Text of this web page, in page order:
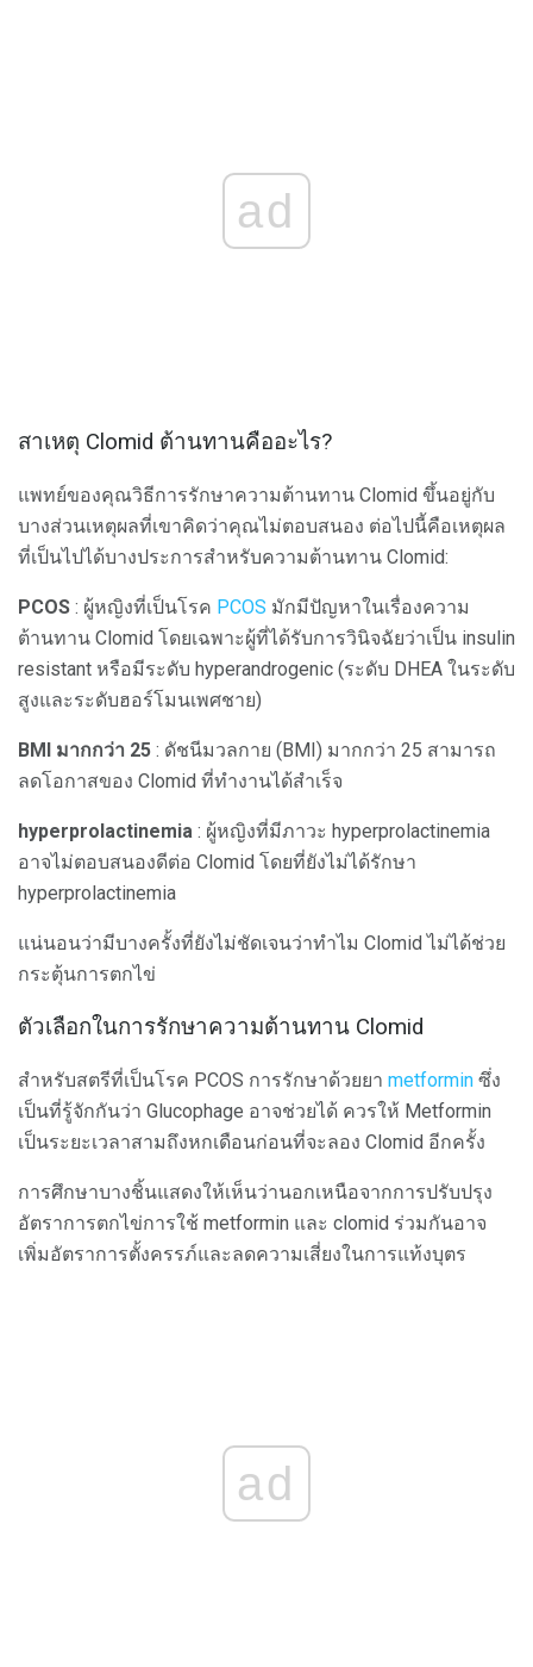
ad
สาเหตุ Clomid ต้านทานคืออะไร?
แพทย์ของคุณวิธีการรักษาความต้านทาน Clomid ขึ้นอยู่กับ
บางส่วนเหตุผลที่เขาคิดว่าคุณไม่ตอบสนอง ต่อไปนี้คือเหตุผล
ที่เป็นไปได้บางประการสำหรับความต้านทาน Clomid:
PCOS : ผู้หญิงที่เป็นโรค PCOS มักมีปัญหาในเรื่องความ
ต้านทาน Clomid โดยเฉพาะผู้ที่ได้รับการวินิจฉัยว่าเป็น insulin
resistant หรือมีระดับ hyperandrogenic (ระดับ DHEA ในระดับ
สูงและระดับฮอร์โมนเพศชาย)
BMI มากกว่า 25 : ดัชนีมวลกาย (BMI) มากกว่า 25 สามารถ
ลดโอกาสของ Clomid ที่ทำงานได้สำเร็จ
hyperprolactinemia : ผู้หญิงที่มีภาวะ hyperprolactinemia
อาจไม่ตอบสนองดีต่อ Clomid โดยที่ยังไม่ได้รักษา
hyperprolactinemia
แน่นอนว่ามีบางครั้งที่ยังไม่ชัดเจนว่าทำไม Clomid ไม่ได้ช่วย
กระตุ้นการตกไข่
ตัวเลือกในการรักษาความต้านทาน Clomid
สำหรับสตรีที่เป็นโรค PCOS การรักษาด้วยยา metformin ซึ่ง
เป็นที่รู้จักกันว่า Glucophage อาจช่วยได้ ควรให้ Metformin
เป็นระยะเวลาสามถึงหกเดือนก่อนที่จะลอง Clomid อีกครั้ง
การศึกษาบางชิ้นแสดงให้เห็นว่านอกเหนือจากการปรับปรุง
อัตราการตกไข่การใช้ metformin และ clomid ร่วมกันอาจ
เพิ่มอัตราการตั้งครรภ์และลดความเสี่ยงในการแท้งบุตร
ad